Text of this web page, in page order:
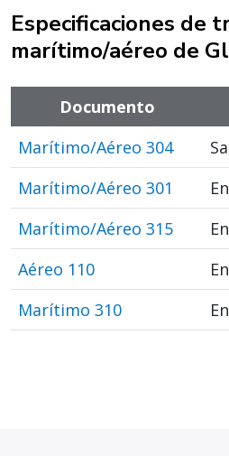
Especificaciones de
marítimo/aéreo de
Documento
Marítimo/Aéreo 304
Marítimo/Aéreo 301
Marítimo/Aéreo 315
Aéreo 110
Marítimo 310